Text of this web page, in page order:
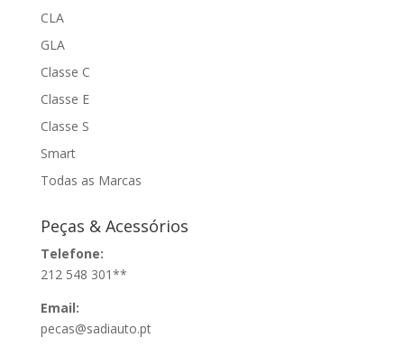
CLA
GLA
Classe C
Classe E
Classe S
Smart
Todas as Marcas
Peças & Acessórios
Telefone:
212 548 301**
Email:
pecas@sadiauto.pt